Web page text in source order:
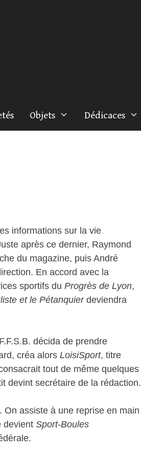
Objets Dédicaces
informations sur la vie
après ce dernier, Raymond
du magazine, puis André
En accord avec la
sportifs du Progrès de Lyon,
et le Pétanquierdeviendra
décida de prendre
créa alors LoisiSport, titre
tout de même quelques
devint secrétaire de la rédaction.
assiste à une reprise en main
devient Sport-Boules